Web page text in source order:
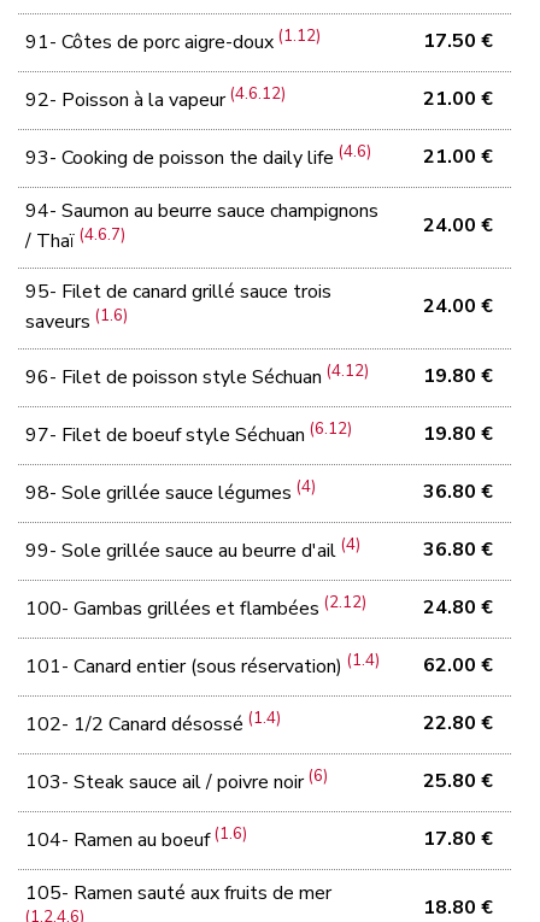
91- Côtes de porc aigre-doux(1.12) 17.50 €
92- Poisson à la vapeur(4.6.12) 21.00 €
93- Cooking de poisson the daily life(4.6) 21.00 €
94- Saumon au beurre sauce champignons
/ Thaï(4.6.7) 24.00 €
95- Filet de canard grillé sauce trois
saveurs(1.6) 24.00 €
96- Filet de poisson style Séchuan(4.12) 19.80 €
97- Filet de boeuf style Séchuan(6.12) 19.80 €
98- Sole grillée sauce légumes(4) 36.80 €
99- Sole grillée sauce au beurre d'ail(4) 36.80 €
100- Gambas grillées et flambées(2.12) 24.80 €
101- Canard entier (sous réservation)(1.4) 62.00 €
102- 1/2 Canard désossé(1.4) 22.80 €
103- Steak sauce ail / poivre noir(6) 25.80 €
104- Ramen au boeuf(1.6) 17.80 €
105- Ramen sauté aux fruits de mer
(1.2.4.6) 18.80 €